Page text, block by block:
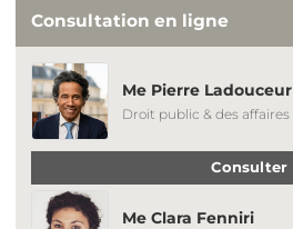
Consultation en ligne
Me Pierre Ladouceur
Droit public & des affaires
Consulter
Me Clara Fenniri